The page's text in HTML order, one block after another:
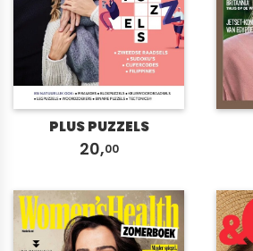
PLUS PUZZELS
20,00